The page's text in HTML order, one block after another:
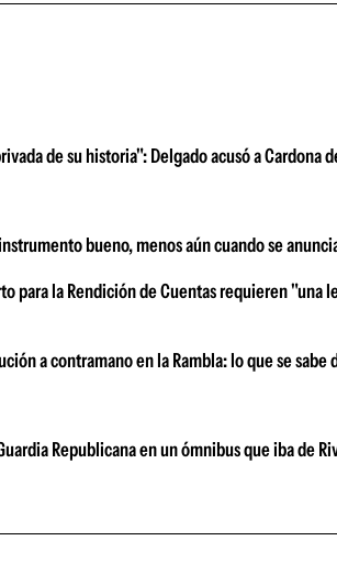
de su historia": Delgado acusó a Cardona
bueno, menos aún cuando se
para la Rendición de Cuentas requieren "una
a contramano en la Rambla: lo que se sabe
Republicana en un ómnibus que iba de